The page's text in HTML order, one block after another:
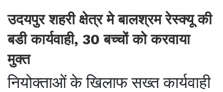
उदयपुर शहरी क्षेत्र मे बालश्रम रेस्क्यू की
बडी कार्यवाही, 30 बच्चों को करवाया
मुक्त
नियोक्ताओं के खिलाफ सख्त कार्यवाही